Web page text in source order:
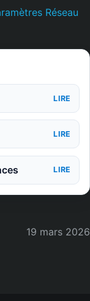
Réseau
LIRE
LIRE
LIRE
19 mars 2026